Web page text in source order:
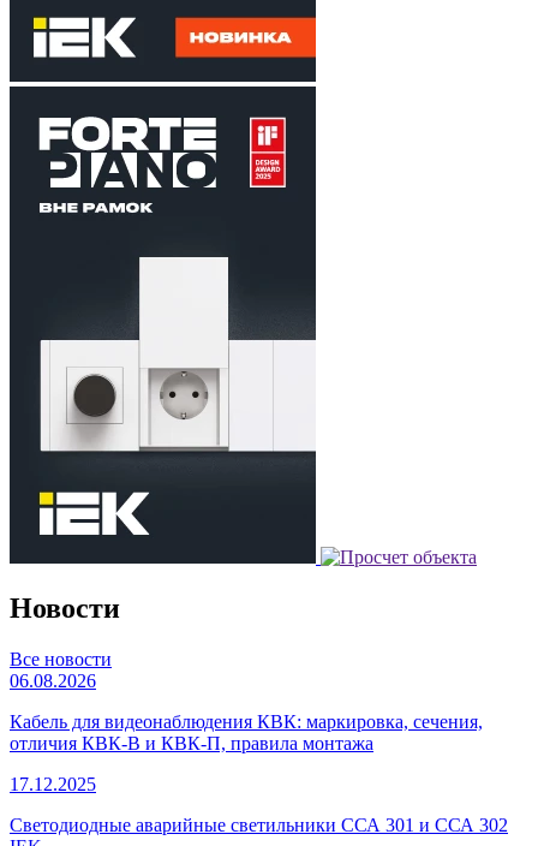
Новости
Все новости
06.08.2026
Кабель для видеонаблюдения КВК: маркировка, сечения,
отличия КВК-В и КВК-П, правила монтажа
17.12.2025
Светодиодные аварийные светильники ССА 301 и ССА 302